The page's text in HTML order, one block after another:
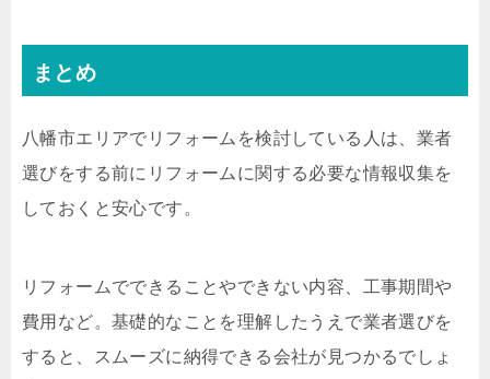
まとめ
八幡市エリアでリフォームを検討している人は、業者
選びをする前にリフォームに関する必要な情報収集を
しておくと安心です。
リフォームでできることやできない内容、工事期間や
費用など。基礎的なことを理解したうえで業者選びを
すると、スムーズに納得できる会社が見つかるでしょ